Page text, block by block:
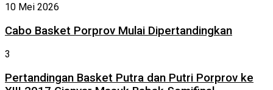
10 Mei 2026
Cabo Basket Porprov Mulai Dipertandingkan
3
Pertandingan Basket Putra dan Putri Porprov ke